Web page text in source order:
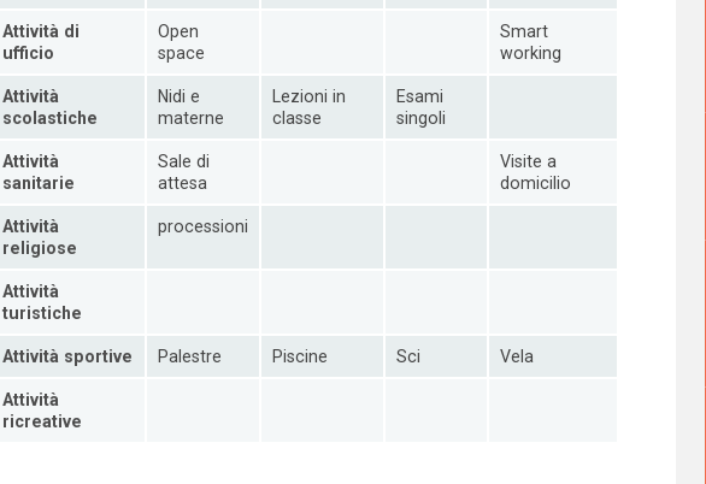
Attività di
ufficio
Open
space
Smart
working
Attività
scolastiche
Nidi e
materne
Lezioni in
classe
Esami
singoli
Attività
sanitarie
Sale di
attesa
Visite a
domicilio
Attività
religiose
processioni
Attività
turistiche
Attività sportive Palestre Piscine Sci Vela
Attività
ricreative